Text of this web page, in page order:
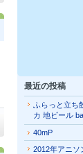
最近の投稿
ふらっと立ち
カ 地ビール
40mP
2012年アニ